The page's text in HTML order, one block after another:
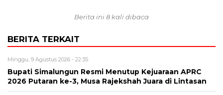
Berita ini 8 kali dibaca
BERITA TERKAIT
Minggu, 9 Agustus 2026 - 22:35
Bupati Simalungun Resmi Menutup Kejuaraan APRC
2026 Putaran ke-3, Musa Rajekshah Juara di Lintasan